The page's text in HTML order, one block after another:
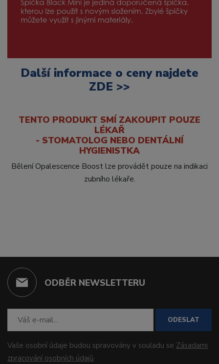
Další informace o ceny najdete
ZDE >>
TENTO PRODUKT SMÍ ZAKOUPIT POUZE
LÉKAŘ
- STOMATOLOG NEBO DENTÁLNÍ
HYGIENISTKA
Bělení Opalescence Boost lze provádět pouze na indikaci
zubního lékaře.
ODBĚR NEWSLETTERU
ODESLAT
Vaše osobní údaje budou spravovány v souladu se Zásadami
zpracování osobních údajů.